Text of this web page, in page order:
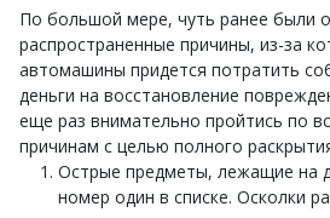
По большой мере, чуть ранее были
распространенные причины, из-за
автомашины придется потратить
деньги на восстановление
еще раз внимательно пройтись по
причинам с целью полного
Острые предметы, лежащие на
номер один в списке. Осколки